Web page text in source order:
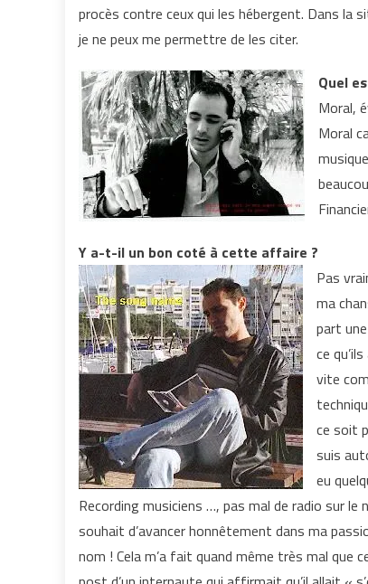
procès contre ceux qui les hébergent. Dans la
je ne peux me permettre de les citer.
Quel
Moral,
Moral
Y a-t-il un bon coté à cette affaire ?
Pas
ma
part
ce
vite
ce soit
suis
eu
Recording musiciens …, pas mal de radio sur le
souhait d’avancer honnêtement dans ma
nom ! Cela m’a fait quand même très mal que